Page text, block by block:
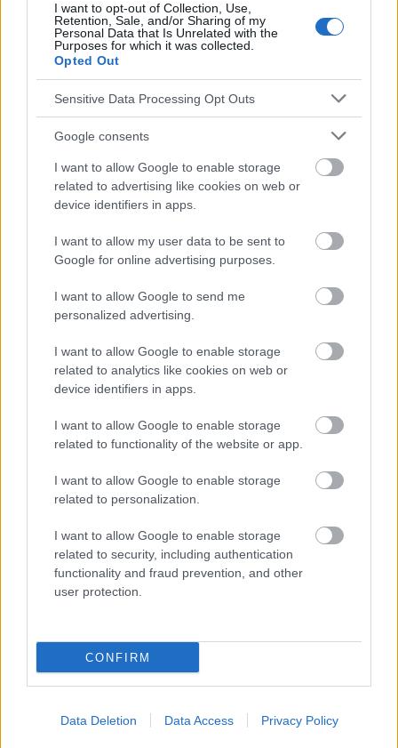
I want to opt-out of Collection, Use,
Retention, Sale, and/or Sharing of my
Personal Data that Is Unrelated with the
Purposes for which it was collected.
Opted Out
Sensitive Data Processing Opt Outs
Google consents
I want to allow Google to enable storage
related to advertising like cookies on web or
device identifiers in apps.
I want to allow my user data to be sent to
Google for online advertising purposes.
I want to allow Google to send me
personalized advertising.
I want to allow Google to enable storage
related to analytics like cookies on web or
device identifiers in apps.
I want to allow Google to enable storage
related to functionality of the website or app.
I want to allow Google to enable storage
related to personalization.
I want to allow Google to enable storage
related to security, including authentication
functionality and fraud prevention, and other
user protection.
CONFIRM
Data Deletion Data Access Privacy Policy
Le diagnostic de la maladie est possible après un
certain nombre de tests, y compris des tests
génétiques. Le traitement repose sur un régime
pauvre en purine, ou régime goutteux, et un
traitement à l'allopurinol. L'allopurinol permet de
réguler la concentration d'acide urique et d'arrêter le
développement des troubles neurologiques. La
maladie étant incurable, le patient doit prendre des
médicaments jusqu'à la fin de sa vie. La rééducation
et la physiothérapie sont également importantes
pour maintenir les fonctions.
Utile? Partagez-le sur Facebook!
Vous voulez rester informé ? Suivez-
nous sur
oogle
EN RAPPORT
Sujets Hprt Purines Régime pauvre en purine
Syndrome de lescha-nyhana
Voir aussi en english